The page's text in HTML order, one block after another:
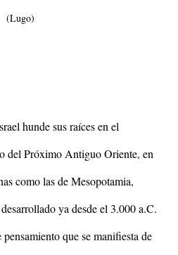
(Lugo)
hunde sus raíces en el
del Próximo Antiguo Oriente, en
como las de Mesopotamia,
ya desde el 3.000 a.C.
que se manifiesta de